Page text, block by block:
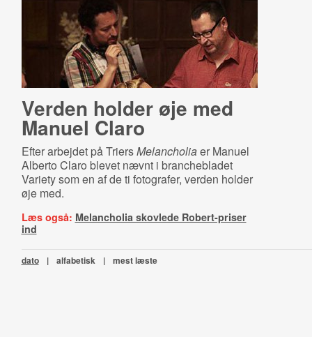
Verden holder øje med
Manuel Claro
Efter arbejdet på TriersMelancholiaer Manuel
Alberto Claro blevet nævnt i branchebladet
Variety som en af de ti fotografer, verden holder
øje med.
Læs også: Melancholia skovlede Robert-priser
ind
dato | alfabetisk | mest læste